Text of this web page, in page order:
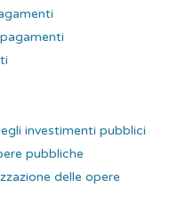
investimenti pubblici
pubbliche
delle opere